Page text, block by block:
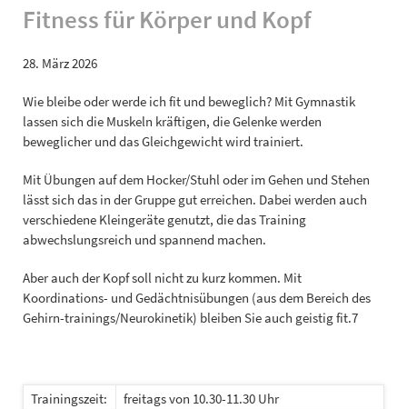
Fitness für Körper und Kopf
28. März 2026
Wie bleibe oder werde ich fit und beweglich? Mit Gymnastik
lassen sich die Muskeln kräftigen, die Gelenke werden
beweglicher und das Gleichgewicht wird trainiert.
Mit Übungen auf dem Hocker/Stuhl oder im Gehen und Stehen
lässt sich das in der Gruppe gut erreichen. Dabei werden auch
verschiedene Kleingeräte genutzt, die das Training
abwechslungsreich und spannend machen.
Aber auch der Kopf soll nicht zu kurz kommen. Mit
Koordinations- und Gedächtnisübungen (aus dem Bereich des
Gehirn-trainings/Neurokinetik) bleiben Sie auch geistig fit.7
Trainingszeit:
freitags von 10.30-11.30 Uhr